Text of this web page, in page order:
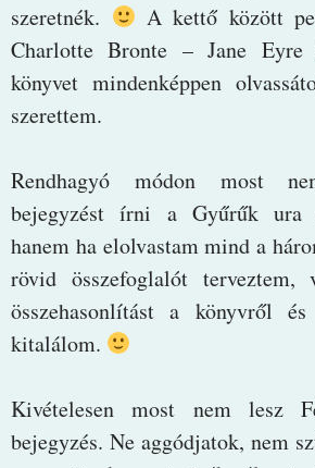
szeretnék.
A kettő között
Charlotte Bronte – Jane
könyvet mindenképpen
szerettem.
Rendhagyó módon most
bejegyzést írni a Gyűrűk ura
hanem ha elolvastam mind a
rövid összefoglalót terveztem,
összehasonlítást a könyvről
kitalálom.
Kivételesen most nem lesz
bejegyzés. Ne aggódjatok, nem